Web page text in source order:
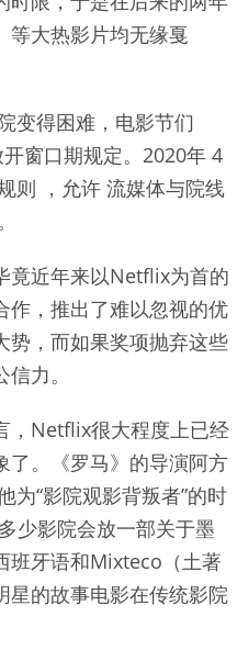
等大热影片均无缘戛
变得困难，电影节们
窗口期规定。2020年 4
则 ，允许 流媒体与院线
竟近年来以Netflix为首的
作，推出了难以忽视的优
势，而如果奖项抛弃这些
力。
，Netflix很大程度上已经
了。《罗马》的导演阿方
为“影院观影背叛者”的时
少影院会放一部关于墨
班牙语和Mixteco（土著
星的故事电影在传统影院